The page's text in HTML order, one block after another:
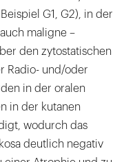
G1, G2), in der
maligne –
den zytostatischen
Radio- und/oder
in der oralen
in der kutanen
wodurch das
deutlich negativ